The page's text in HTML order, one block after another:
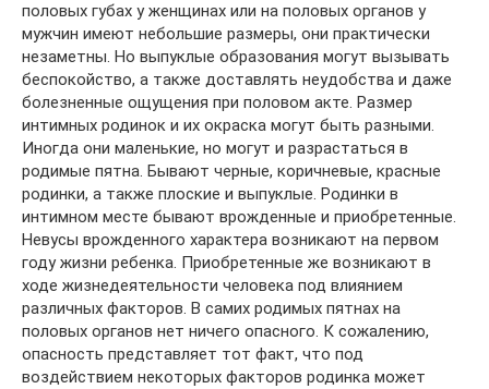
половых губах у женщинах или на половых органов у
мужчин имеют небольшие размеры, они практически
незаметны. Но выпуклые образования могут вызывать
беспокойство, а также доставлять неудобства и даже
болезненные ощущения при половом акте. Размер
интимных родинок и их окраска могут быть разными.
Иногда они маленькие, но могут и разрастаться в
родимые пятна. Бывают черные, коричневые, красные
родинки, а также плоские и выпуклые. Родинки в
интимном месте бывают врожденные и приобретенные.
Невусы врожденного характера возникают на первом
году жизни ребенка. Приобретенные же возникают в
ходе жизнедеятельности человека под влиянием
различных факторов. В самих родимых пятнах на
половых органов нет ничего опасного. К сожалению,
опасность представляет тот факт, что под
воздействием некоторых факторов родинка может